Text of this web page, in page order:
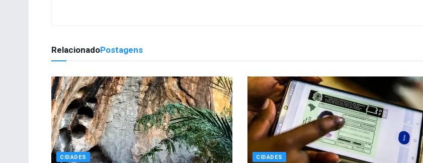
RelacionadoPostagens
CIDADES CIDADES